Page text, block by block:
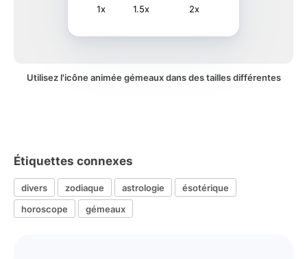
1x 1.5x 2x
Utilisez l'icône animée gémeaux dans des tailles différentes
Étiquettes connexes
divers zodiaque astrologie
ésotérique
horoscope
gémeaux